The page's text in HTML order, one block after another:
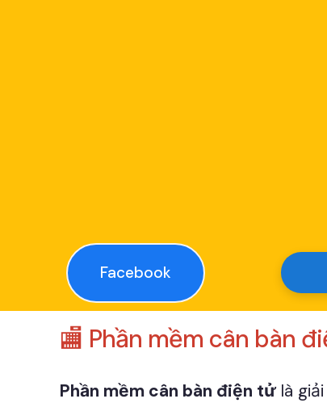
Facebook
🏬 Phần mềm cân bàn
Phần mềm cân bàn điện tửlà giải